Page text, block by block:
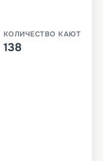
КОЛИЧЕСТВО КАЮТ
138